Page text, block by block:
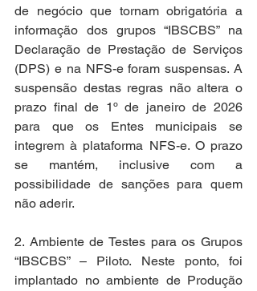
de negócio que tornam obrigatória a
informação dos grupos “IBSCBS” na
Declaração de Prestação de Serviços
(DPS) e na NFS-e foram suspensas. A
suspensão destas regras não altera o
prazo final de 1º de janeiro de 2026
para que os Entes municipais se
integrem à plataforma NFS-e. O prazo
se mantém, inclusive com a
possibilidade de sanções para quem
não aderir.
2. Ambiente de Testes para os Grupos
“IBSCBS” – Piloto. Neste ponto, foi
implantado no ambiente de Produção